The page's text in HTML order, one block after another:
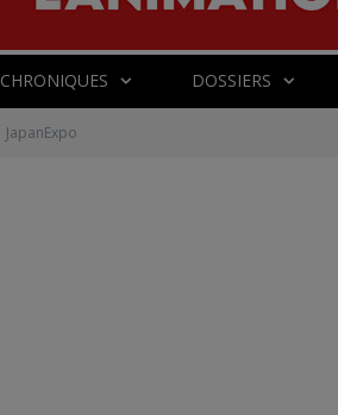
CHRONIQUES DOSSIERS
JapanExpo